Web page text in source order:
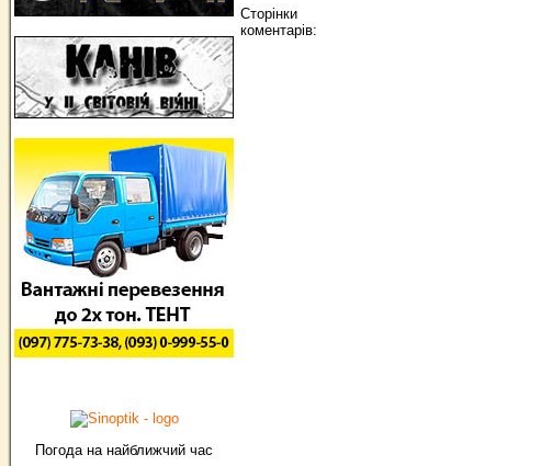
Погода на найближчий час
Сторінки
коментарів: